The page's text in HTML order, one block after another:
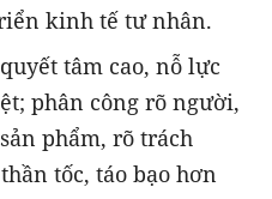
kinh tế tư nhân.
tâm cao, nỗ lực
phân công rõ người,
phẩm, rõ trách
tốc, táo bạo hơn